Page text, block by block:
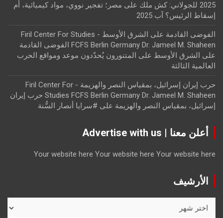
2025 للجولاني: كش ملك
على مصر؛ تفجير نووي، مواد كيميائية، أم
إسقاط الرئيس؟ آب 2025
الفوضى القادمة على الشرق الأوسط - Firil Center For Studies
FCFS Berlin Germany Dr. Jameel M. Shaheen الفوضى القادمة
على الشرق الأوسط على
المتنورون يُحدّدون موعد ومواقع الحرب
العالمية الثالثة
حرب إيران إسرائيل، بمقياس النصر والهزيمة - Firil Center For
Studies FCFS Berlin Germany Dr. Jameel M. Shaheen حرب إيران
إسرائيل، بمقياس النصر والهزيمة على #سرايا أنصار السُّنة
أعلن معنا | Advertise with us
Your website here Your website here Your website here
الأرشيف